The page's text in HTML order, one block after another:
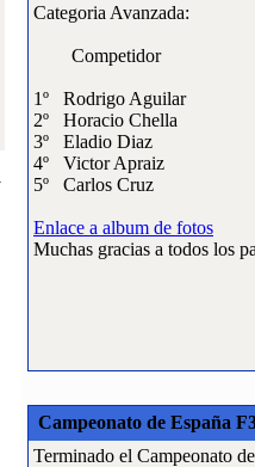
Categoria Avanzada:
Competidor
1º Rodrigo
2º Horacio
3º Eladio Diaz
4º Victor
5º Carlos
Enlace a album de fotos
Muchas gracias a todos los
Campeonato de España
Terminado el Campeonato